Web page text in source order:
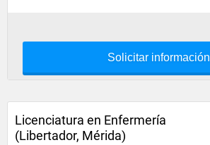
Solicitar información
Licenciatura en Enfermería
(Libertador, Mérida)